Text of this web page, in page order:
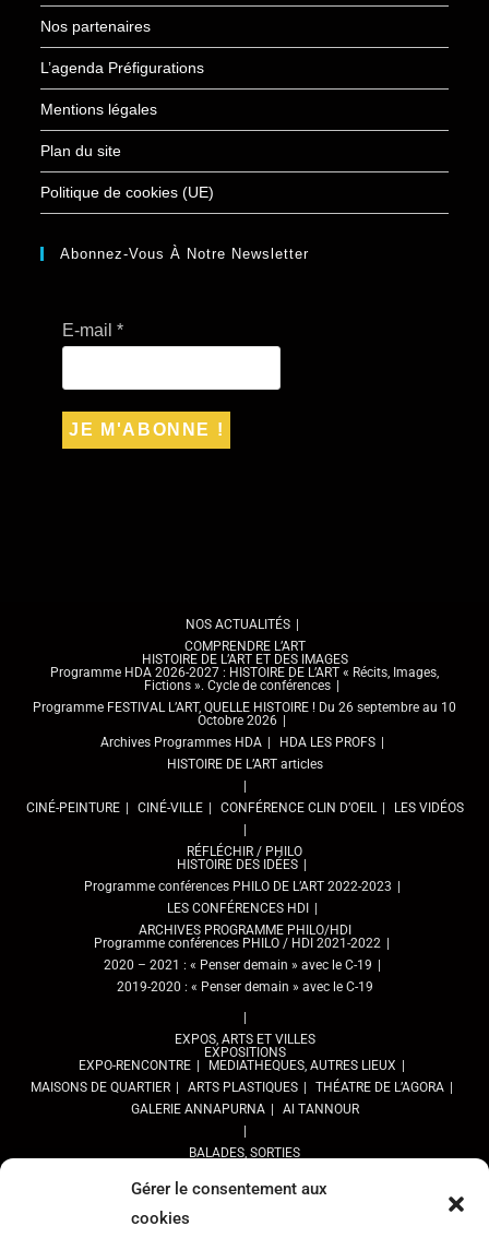
Gérer le consentement aux
cookies
Nos partenaires
L’agenda Préfigurations
Mentions légales
Plan du site
Politique de cookies (UE)
Abonnez-Vous À Notre Newsletter
E-mail*
NOS ACTUALITÉS
COMPRENDRE L’ART
HISTOIRE DE L’ART ET DES IMAGES
Programme HDA 2026-2027 : HISTOIRE DE L’ART « Récits, Images,
Fictions ». Cycle de conférences
Programme FESTIVAL L’ART, QUELLE HISTOIRE ! Du 26 septembre au 10
Octobre 2026
Archives Programmes HDA
HDA LES PROFS
HISTOIRE DE L’ART articles
CINÉ-PEINTURE CINÉ-VILLE CONFÉRENCE CLIN D’OEIL LES VIDÉOS
RÉFLÉCHIR / PHILO
HISTOIRE DES IDÉES
Programme conférences PHILO DE L’ART 2022-2023
LES CONFÉRENCES HDI
ARCHIVES PROGRAMME PHILO/HDI
Programme conférences PHILO / HDI 2021-2022
2020 – 2021 : « Penser demain » avec le C-19
2019-2020 : « Penser demain » avec le C-19
EXPOS, ARTS ET VILLES
EXPOSITIONS
EXPO-RENCONTRE
MEDIATHEQUES, AUTRES LIEUX
MAISONS DE QUARTIER
ARTS PLASTIQUES
THÉATRE DE L’AGORA
GALERIE ANNAPURNA
Al TANNOUR
BALADES, SORTIES
PROGRAMME BALADES en Essonne 2024